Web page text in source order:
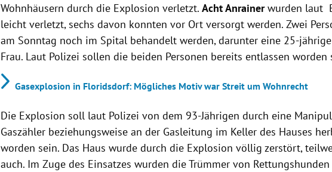
Wohnhäusern durch die Explosion verletzt.Acht Anrainerwurden laut
leicht verletzt, sechs davon konnten vor Ort versorgt werden. Zwei
am Sonntag noch im Spital behandelt werden, darunter eine 25-
Frau. Laut Polizei sollen die beiden Personen bereits entlassen worden
Gasexplosion in Floridsdorf: Mögliches Motiv war Streit um Wohnrecht
Die Explosion soll laut Polizei von dem 93-Jährigen durch eine
Gaszähler beziehungsweise an der Gasleitung im Keller des Hauses
worden sein. Das Haus wurde durch die Explosion völlig zerstört,
auch. Im Zuge des Einsatzes wurden die Trümmer von